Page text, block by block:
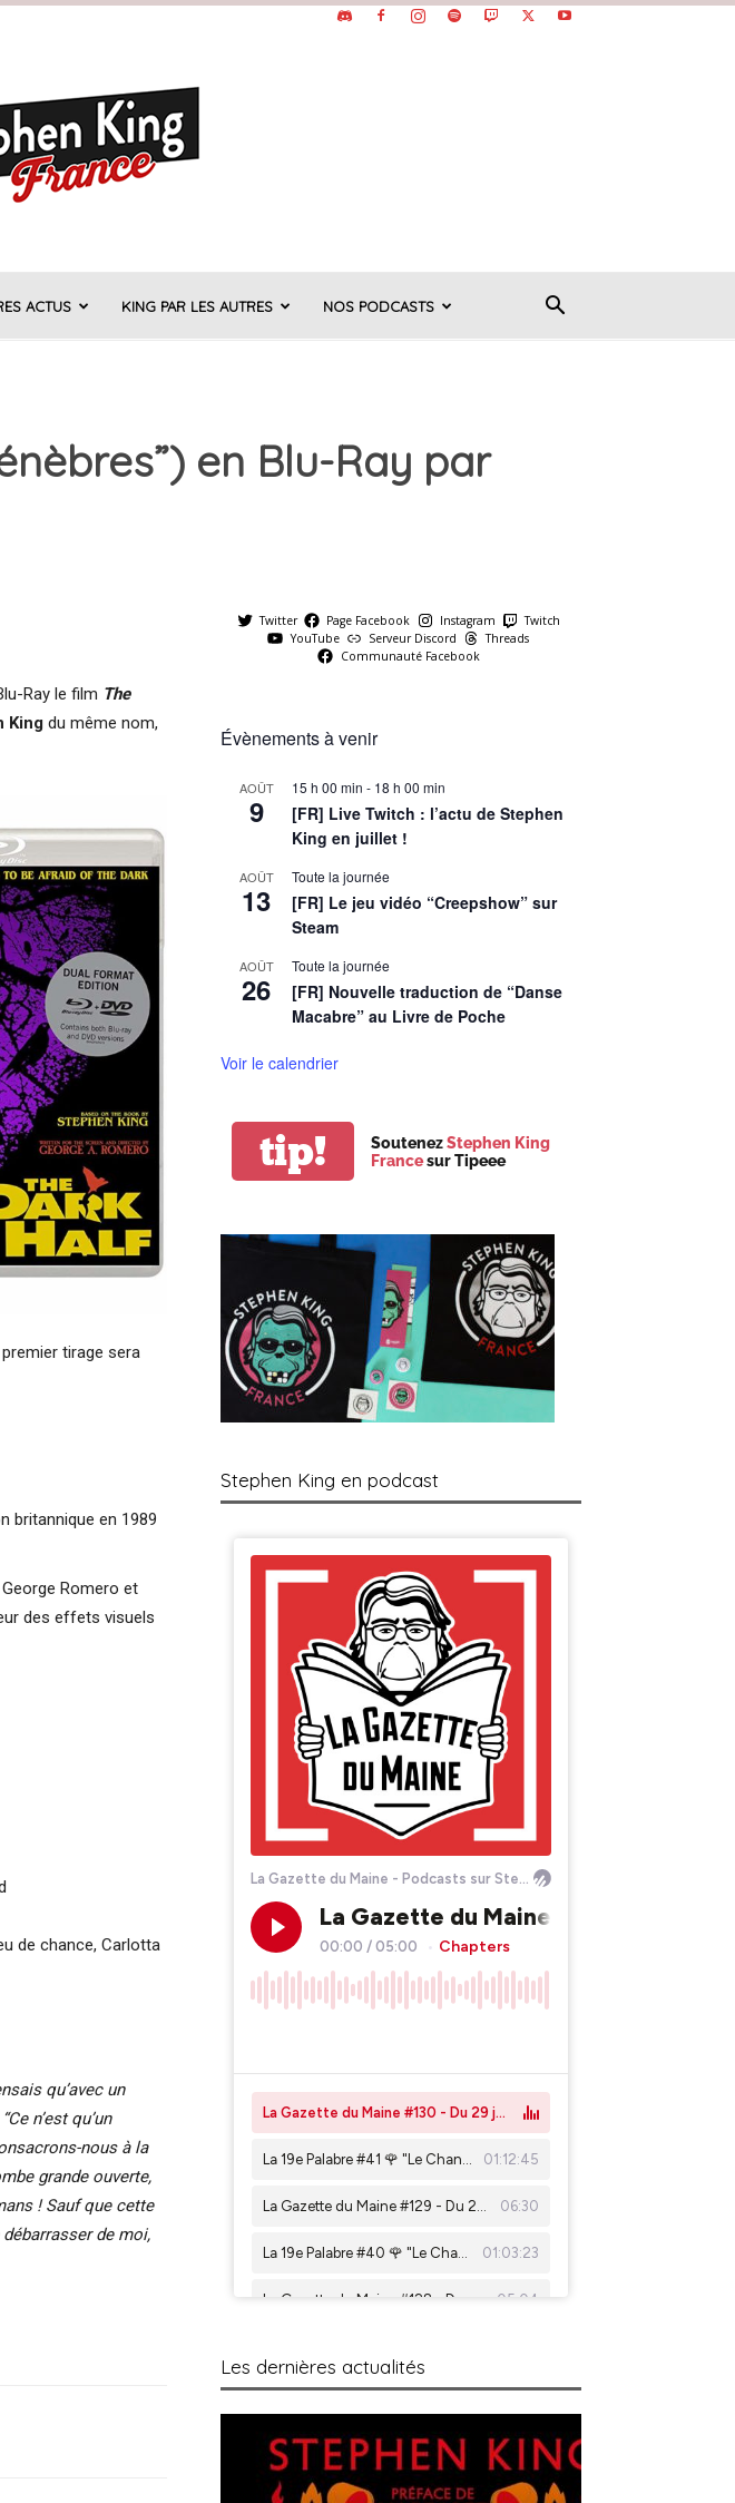
ACTUS KING PAR LES AUTRES NOS PODCASTS
en Blu-Ray par
Ray le film The
King du même nom,
tirage sera
britannique en 1989
Romero et
des effets visuels
de chance, Carlotta
qu’avec un
n’est qu’un
nous à la
grande ouverte,
! Sauf que cette
de moi,
Twitter Page Facebook Instagram
Twitch
YouTube
Serveur Discord
Threads
Communauté Facebook
Évènements à venir
AOÛT
9
15 h 00 min - 18 h 00 min
[FR] Live Twitch : l’actu de Stephen
King en juillet !
AOÛT
13
Toute la journée
[FR] Le jeu vidéo “Creepshow” sur
Steam
AOÛT
26
Toute la journée
[FR] Nouvelle traduction de “Danse
Macabre” au Livre de Poche
Voir le calendrier
tip! SoutenezStephen King
Francesur Tipeee
Stephen King en podcast
Les dernières actualités